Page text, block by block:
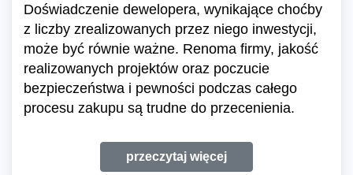
Doświadczenie dewelopera, wynikające choćby
z liczby zrealizowanych przez niego inwestycji,
może być równie ważne. Renoma firmy, jakość
realizowanych projektów oraz poczucie
bezpieczeństwa i pewności podczas całego
procesu zakupu są trudne do przecenienia.
przeczytaj więcej